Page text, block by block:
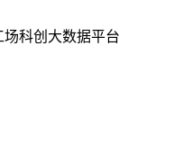
场科创大数据平台